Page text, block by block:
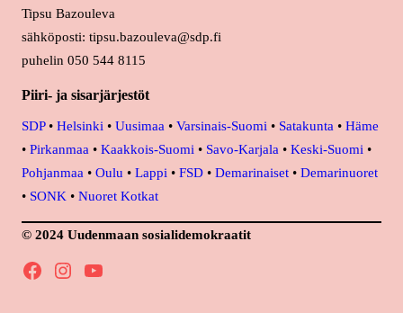
Tipsu Bazouleva
sähköposti: tipsu.bazouleva@sdp.fi
puhelin 050 544 8115
Piiri- ja sisarjärjestöt
SDP• Helsinki • Uusimaa • Varsinais-Suomi • Satakunta • Häme
• Pirkanmaa • Kaakkois-Suomi • Savo-Karjala • Keski-Suomi •
Pohjanmaa • Oulu • Lappi • FSD • Demarinaiset • Demarinuoret
• SONK • Nuoret Kotkat
© 2024 Uudenmaan sosialidemokraatit
Facebook Instagram YouTube